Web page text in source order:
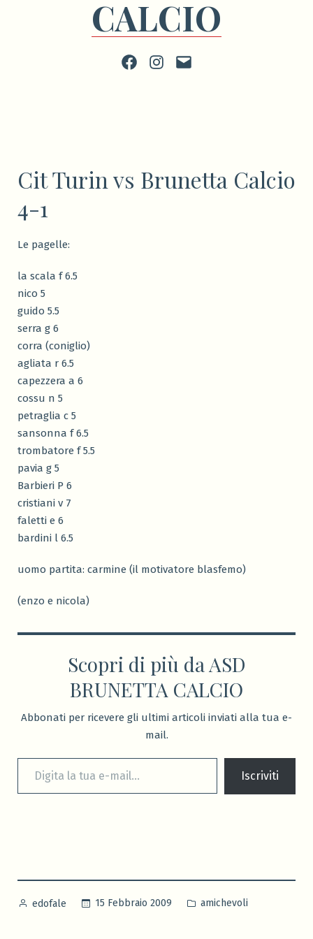
CALCIO
FacebookInstagram
scrivi
Cit Turin vs Brunetta Calcio
4-1
Le pagelle:
la scala f 6.5
nico 5
guido 5.5
serra g 6
corra (coniglio)
agliata r 6.5
capezzera a 6
cossu n 5
petraglia c 5
sansonna f 6.5
trombatore f 5.5
pavia g 5
Barbieri P 6
cristiani v 7
faletti e 6
bardini l 6.5
uomo partita: carmine (il motivatore blasfemo)
(enzo e nicola)
Scopri di più da ASD
BRUNETTA CALCIO
Abbonati per ricevere gli ultimi articoli inviati alla tua e-
mail.
Digita la tua e-mail...
Iscriviti
Pubblicato
edofale 15 Febbraio 2009
Pubblicato
amichevoli